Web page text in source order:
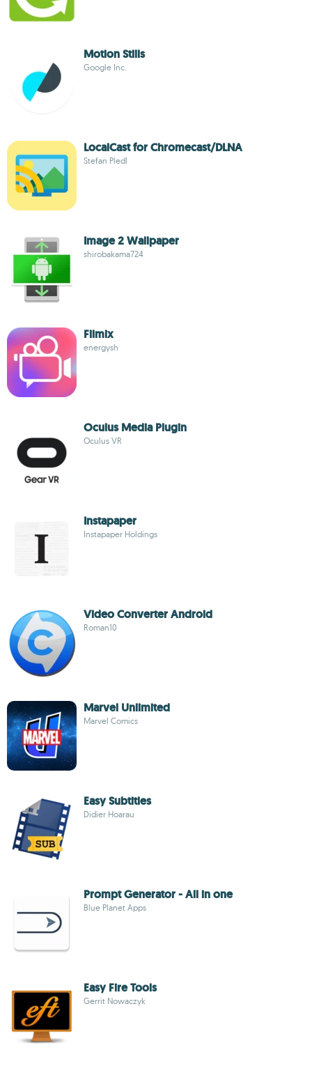
Motion Stills
Google Inc.
LocalCast for Chromecast/DLNA
Stefan Pledl
Image 2 Wallpaper
shirobakama724
Filmix
energysh
Oculus Media Plugin
Oculus VR
Instapaper
Instapaper Holdings
Video Converter Android
Roman10
Marvel Unlimited
Marvel Comics
Easy Subtitles
Didier Hoarau
Prompt Generator - All in one
Blue Planet Apps
Easy Fire Tools
Gerrit Nowaczyk